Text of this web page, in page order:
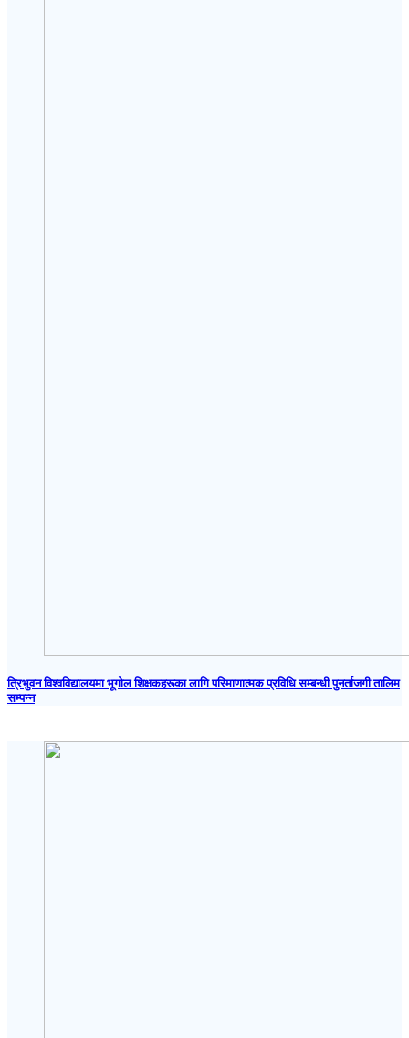
त्रिभुवन विश्वविद्यालयमा भूगोल शिक्षकहरूका लागि परिमाणात्मक प्रविधि सम्बन्धी पुनर्ताजगी तालिम
सम्पन्न